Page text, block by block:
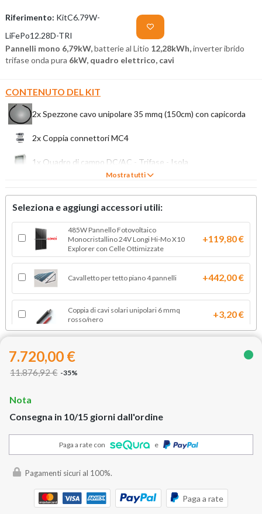
Riferimento: KitC6.79W-
LiFePo12.28D-TRI
Pannelli mono 6,79kW,batterie al Litio 12,28kWh,inverter ibrido
trifase onda pura 6kW, quadro elettrico, cavi
CONTENUTO DEL KIT
2x Spezzone cavo unipolare 35 mmq (150cm) con capicorda
2x Coppia connettori MC4
1x Quadro di campo DC/AC - Trifase - Isola
2x Batteria al litio RW-M6.1-B Deye 6,14kWh 51.2V
modulabile per impianto fotovoltaico
1x Inverter ibrido Deye 6kW doppio MPPT IP65 trifase CEI-
14x 485W Pannello Fotovoltaico Monocristallino 24V Longi
Hi-Mo X10 Explorer con Celle Ottimizzate
Mostra tutti
Seleziona e aggiungi accessori utili:
485W Pannello Fotovoltaico
Monocristallino 24V Longi Hi-Mo X10
Explorer con Celle Ottimizzate
+119,80 €
Cavalletto per tetto piano 4 pannelli +442,00 €
Coppia di cavi solari unipolari 6 mmq
rosso/nero
+3,20 €
Supporto 5 pannelli su coppo
Supporto zavorra 4 pannelli su tetto piano
Variante:
7.720,00 €
11.876,92 € -35%
Nota
Consegna in 10/15 giorni dall'ordine
Paga a rate con e
Pagamenti sicuri al 100%.
Paga a rate